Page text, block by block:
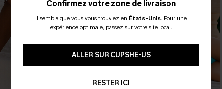
Confirmez votre zone de livraison
Il semble que vous vous trouviez en États-Unis. Pour une
expérience optimale, passez sur votre site local.
ALLER SUR CUPSHE-US
RESTER ICI